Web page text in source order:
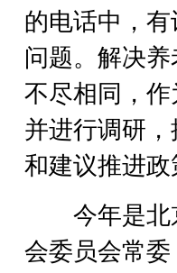
的电话中，
问题。解决
不尽相同，
并进行调研
和建议推进政
今年是北
会委员会常